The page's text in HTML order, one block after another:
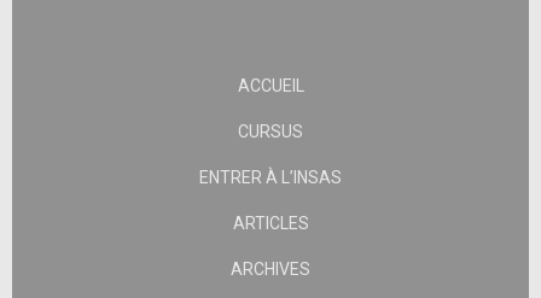
ACCUEIL
CURSUS
ENTRER À L’INSAS
ARTICLES
ARCHIVES